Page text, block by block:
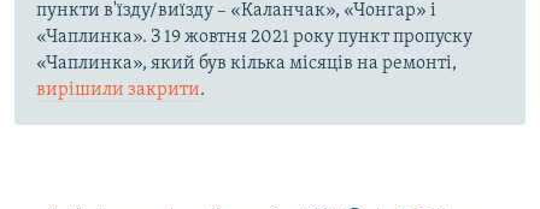
пункти в'їзду/виїзду – «Каланчак», «Чонгар» і
«Чаплинка». З 19 жовтня 2021 року пункт пропуску
«Чаплинка», який був кілька місяців на ремонті,
вирішили закрити.